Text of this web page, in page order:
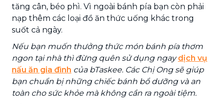
tăng cân, béo phì. Vì ngoài bánh pía bạn còn phải
nạp thêm các loại đồ ăn thức uống khác trong
suốt cả ngày.
Nếu bạn muốn thưởng thức món bánh pía thơm
ngon tại nhà thì đừng quên sử dụng ngaydịch vụ
nấu ăn gia đình của bTaskee. Các Chị Ong sẽ giúp
bạn chuẩn bị những chiếc bánh bổ dưỡng và an
toàn cho sức khỏe mà không cần ra ngoài tiệm.